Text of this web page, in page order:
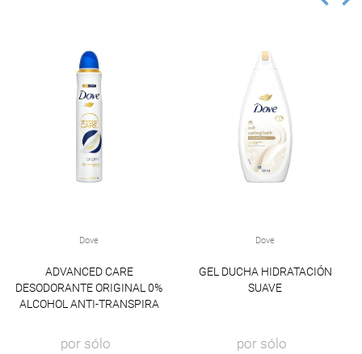
Dove
ADVANCED CARE
DESODORANTE ORIGINAL 0%
ALCOHOL ANTI-TRANSPIRA
por sólo
Dove
GEL DUCHA HIDRATACIÓN
SUAVE
por sólo